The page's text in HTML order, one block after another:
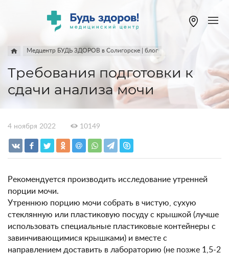
Медцентр БУДЬ ЗДОРОВ в Солигорске | блог
Требования подготовки к
сдачи анализа мочи
4 ноября 2022 10149
Рекомендуется производить исследование утренней
порции мочи.
Утреннюю порцию мочи собрать в чистую, сухую
стеклянную или пластиковую посуду с крышкой (лучше
использовать специальные пластиковые контейнеры с
завинчивающимися крышками) и вместе с
направлением доставить в лабораторию (не позже 1,5-2